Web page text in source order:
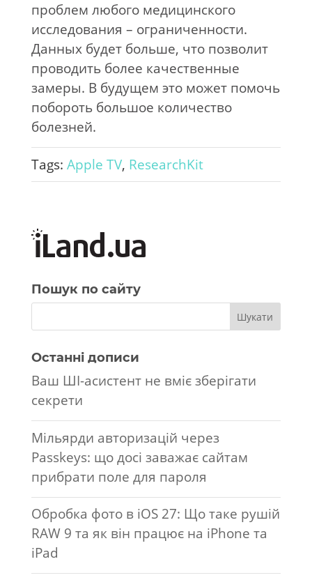
проблем любого медицинского
исследования – ограниченности.
Данных будет больше, что позволит
проводить более качественные
замеры. В будущем это может помочь
побороть большое количество
болезней.
Tags: Apple TV, ResearchKit
Пошук по сайту
Останні дописи
Ваш ШІ-асистент не вміє зберігати
секрети
Мільярди авторизацій через
Passkeys: що досі заважає сайтам
прибрати поле для пароля
Обробка фото в iOS 27: Що таке рушій
RAW 9 та як він працює на iPhone та
iPad